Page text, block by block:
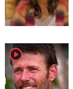
player2